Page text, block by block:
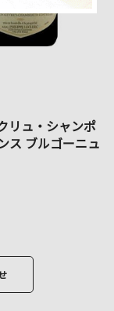
リュ・シャンポ
ス ブルゴーニュ